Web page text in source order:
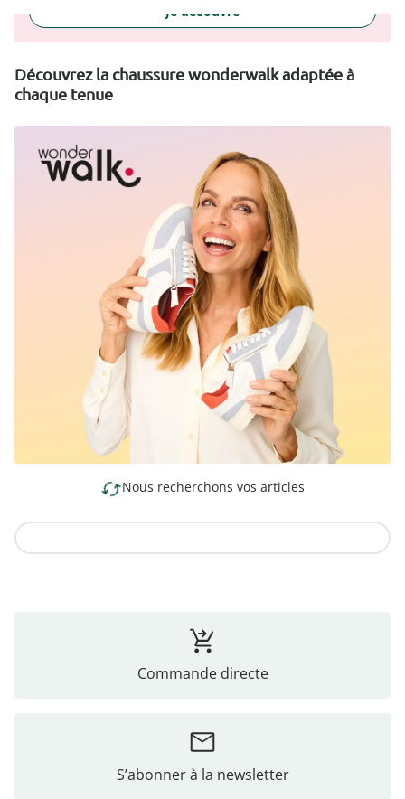
Je découvre
Découvrez la chaussure wonderwalk adaptée à
chaque tenue
Nous recherchons vos articles
Commande directe
S’abonner à la newsletter